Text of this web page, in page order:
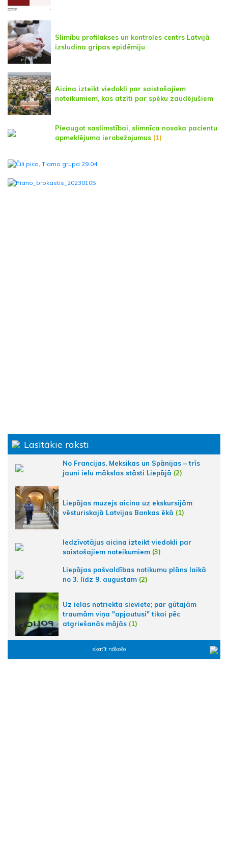
Slimību profilakses un kontroles centrs Latvijā
izsludina gripas epidēmiju
Aicina izteikt viedokli par saistošajiem
noteikumiem, kas atzīti par spēku zaudējušiem
Pieaugot saslimstībai, slimnīca nosaka pacientu
apmeklējuma ierobežojumus (1)
Lasītākie raksti
No Francijas, Meksikas un Spānijas – trīs
jauni ielu mākslas stāsti Liepājā (2)
Liepājas muzejs aicina uz ekskursijām
vēsturiskajā Latvijas Bankas ēkā (1)
Iedzīvotājus aicina izteikt viedokli par
saistošajiem noteikumiem (3)
Liepājas pašvaldības notikumu plāns laikā
no 3. līdz 9. augustam (2)
Uz ielas notriekta sieviete; par gūtajām
traumām viņa "apjautusi" tikai pēc
atgriešanās mājās (1)
skatīt nākošo